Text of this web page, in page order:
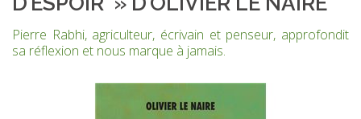
Pierre Rabhi, agriculteur, écrivain et penseur, approfondit
sa réflexion et nous marque à jamais.